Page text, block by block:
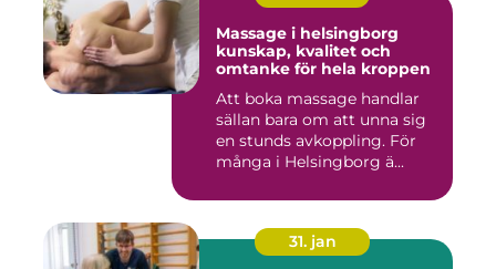
Massage i helsingborg
kunskap, kvalitet och
omtanke för hela kroppen
Att boka massage handlar
sällan bara om att unna sig
en stunds avkoppling. För
många i Helsingborg ä...
31. jan